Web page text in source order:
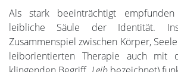
Als stark beeinträchtigt
leibliche Säule der Identität.
Zusammenspiel zwischen Körper,
leiborientierten Therapie auch mit